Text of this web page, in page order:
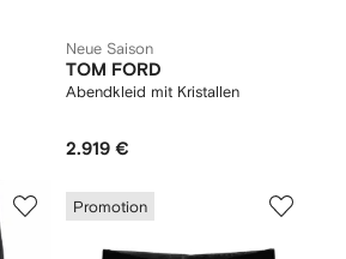
Neue Saison
TOM FORD
Abendkleid mit Kristallen
2.919 €
Promotion